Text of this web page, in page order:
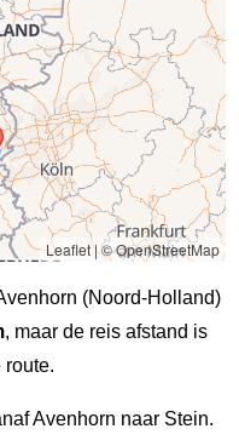
Leaflet|© OpenStreetMap
(Noord-Holland)
, maar de reis afstand is
route.
Avenhorn naar Stein.